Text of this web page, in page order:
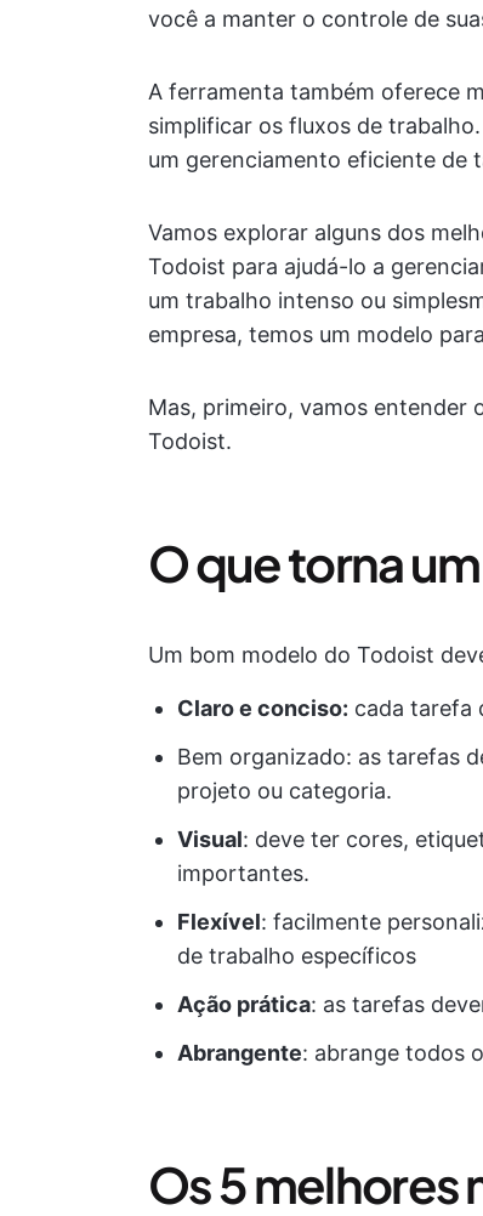
você a manter o controle de
A ferramenta também oferece
simplificar os fluxos de
um gerenciamento eficiente de
Vamos explorar alguns dos
Todoist para ajudá-lo a
um trabalho intenso ou
empresa, temos um modelo
Mas, primeiro, vamos entender
Todoist.
O que torna
Um bom modelo do Todoist
Claro e conciso: cada tarefa
Bem organizado: as tarefas
projeto ou categoria.
Visual: deve ter cores,
importantes.
Flexível: facilmente
de trabalho específicos
Ação prática: as tarefas
Abrangente: abrange todos
Os 5